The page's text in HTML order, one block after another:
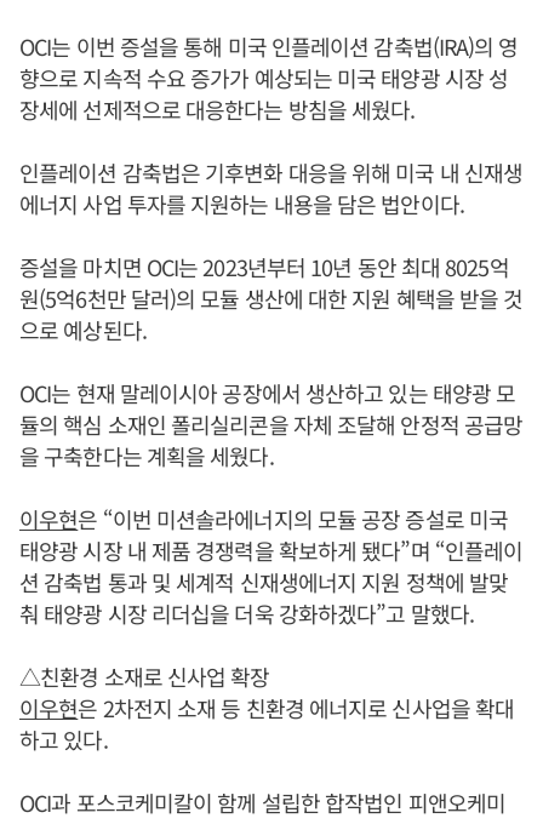
OCI는 이번 증설을 통해 미국 인플레이션 감축법(IRA)의 영
향으로 지속적 수요 증가가 예상되는 미국 태양광 시장 성
장세에 선제적으로 대응한다는 방침을 세웠다.
인플레이션 감축법은 기후변화 대응을 위해 미국 내 신재생
에너지 사업 투자를 지원하는 내용을 담은 법안이다.
증설을 마치면 OCI는 2023년부터 10년 동안 최대 8025억
원(5억6천만 달러)의 모듈 생산에 대한 지원 혜택을 받을 것
으로 예상된다.
OCI는 현재 말레이시아 공장에서 생산하고 있는 태양광 모
듈의 핵심 소재인 폴리실리콘을 자체 조달해 안정적 공급망
을 구축한다는 계획을 세웠다.
이우현은 “이번 미션솔라에너지의 모듈 공장 증설로 미국
태양광 시장 내 제품 경쟁력을 확보하게 됐다”며 “인플레이
션 감축법 통과 및 세계적 신재생에너지 지원 정책에 발맞
춰 태양광 시장 리더십을 더욱 강화하겠다”고 말했다.
△친환경 소재로 신사업 확장
이우현은 2차전지 소재 등 친환경 에너지로 신사업을 확대
하고 있다.
OCI과 포스코케미칼이 함께 설립한 합작법인 피앤오케미